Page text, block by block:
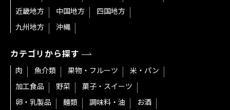
近畿地方
中国地方
四国地方
九州地方
沖縄
カテゴリから探す
肉 魚介類 果物・フルーツ
米・パン
加工食品
野菜
菓子・スイーツ
卵・乳製品
麺類 調味料・油
お酒